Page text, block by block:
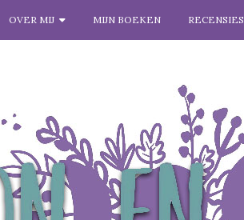
OVER MIJ MIJN BOEKEN RECENSIES